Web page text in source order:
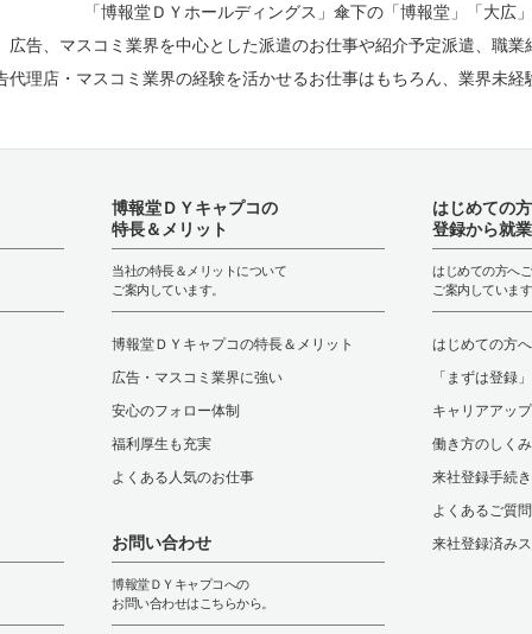
「博報堂ＤＹホールディングス」傘下の「博報堂」「大広
広告、マスコミ業界を中心とした派遣のお仕事や紹介予定派遣、職業
代理店・マスコミ業界の経験を活かせるお仕事はもちろん、業界未経
博報堂ＤＹキャプコの
特長＆メリット
当社の特長＆メリットについて
ご案内しています。
博報堂ＤＹキャプコの特長＆メリット
広告・マスコミ業界に強い
安心のフォロー体制
福利厚生も充実
よくある人気のお仕事
お問い合わせ
博報堂ＤＹキャプコへの
お問い合わせはこちらから。
はじめての
登録から就
はじめての方へ
ご案内しています
はじめての方
「まずは登録
キャリアアッ
働き方のしくみ
来社登録手続
よくあるご質問
来社登録済み